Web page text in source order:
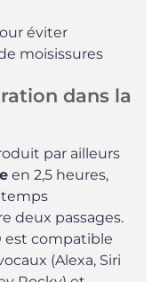
éviter
moisissures
dans la
par ailleurs
en 2,5 heures,
deux passages.
est compatible
(Alexa, Siri